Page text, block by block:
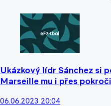
Ukázkový lídr Sánchez si
Marseille mu i přes
06.06.2023 20:04